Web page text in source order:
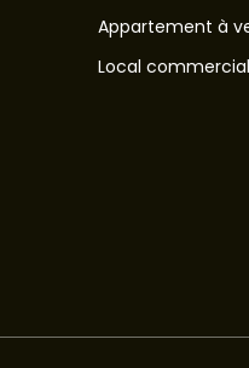
Appartement à
Local